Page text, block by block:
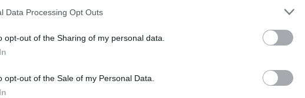
Data Processing Opt Outs
opt-out of the Sharing of my personal data.
opt-out of the Sale of my Personal Data.
βροχόπτωση, με αποτέλεσμα να προκληθούν ζημιές σε beach bars,
και σε αυτοκίνητα, να πέσουν δέντρα και διακοπεί η ηλεκτροδότηση.
των ζημιών θα γίνει με το πρώτο φως της ημέρας, ενώ υπάρχουν